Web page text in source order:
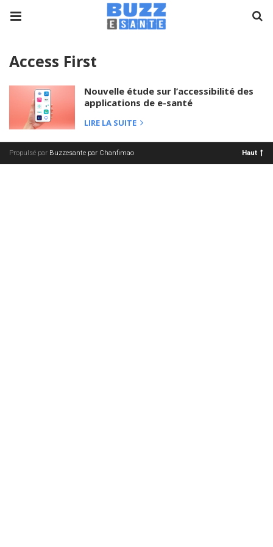
Access First
Nouvelle étude sur l’accessibilité des
applications de e-santé
LIRE LA SUITE
Propulsé par Buzzesante par Chanfimao Haut